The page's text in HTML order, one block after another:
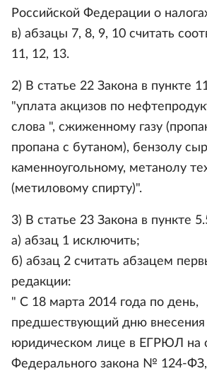
Российской Федерации о
в) абзацы 7, 8, 9, 10 считать
11, 12, 13.
2) В статье 22 Закона в пункте
"уплата акцизов по
слова ", сжиженному газу
пропана с бутаном), бензолу
каменноугольному, метанолу
(метиловому спирту)".
3) В статье 23 Закона в пункте
а) абзац 1 исключить;
б) абзац 2 считать абзацем
редакции:
" С 18 марта 2014 года по день,
предшествующий дню внесения
юридическом лице в ЕГРЮЛ на
Федерального закона № 124-